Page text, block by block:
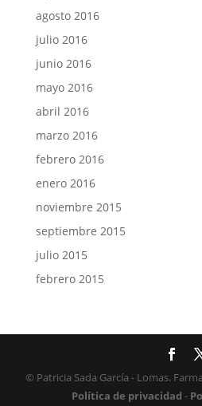
agosto 2016
julio 2016
junio 2016
mayo 2016
abril 2016
marzo 2016
febrero 2016
enero 2016
noviembre 2015
septiembre 2015
julio 2015
febrero 2015
© Patricia Sada García - Lomas.
Política de privacidad -